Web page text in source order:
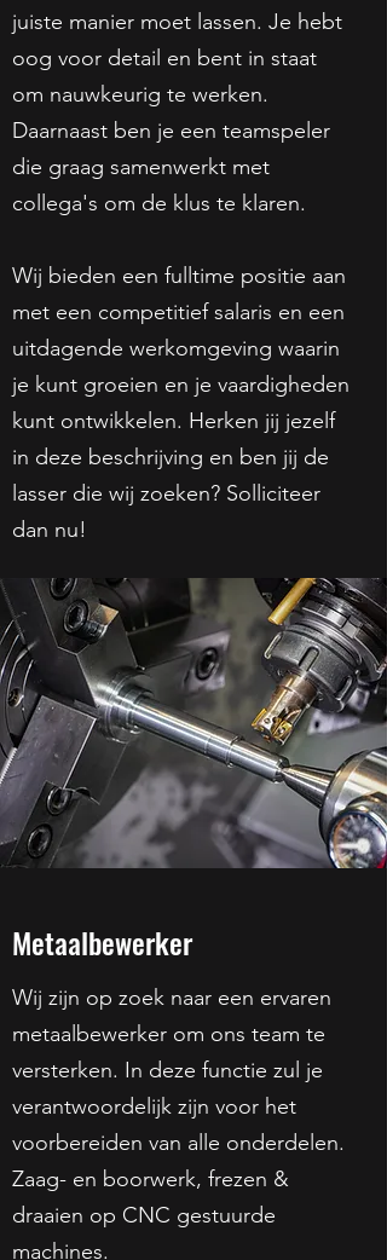
juiste manier moet lassen. Je hebt
oog voor detail en bent in staat
om nauwkeurig te werken.
Daarnaast ben je een teamspeler
die graag samenwerkt met
collega's om de klus te klaren.
Wij bieden een fulltime positie aan
met een competitief salaris en een
uitdagende werkomgeving waarin
je kunt groeien en je vaardigheden
kunt ontwikkelen. Herken jij jezelf
in deze beschrijving en ben jij de
lasser die wij zoeken? Solliciteer
dan nu!
Metaalbewerker
Wij zijn op zoek naar een ervaren
metaalbewerker om ons team te
versterken. In deze functie zul je
verantwoordelijk zijn voor het
voorbereiden van alle onderdelen.
Zaag- en boorwerk, frezen &
draaien op CNC gestuurde
machines.